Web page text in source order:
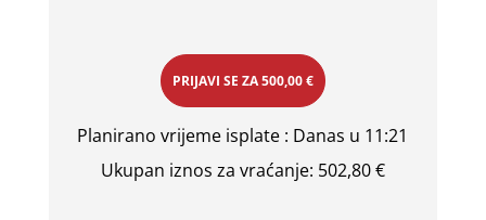
PRIJAVI SE ZA500,00 €
Planirano vrijeme isplate : Danas u 11:21
Ukupan iznos za vraćanje: 502,80 €